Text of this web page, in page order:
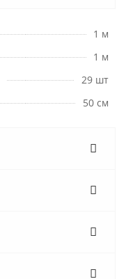
1 м
1 м
29 шт
50 см